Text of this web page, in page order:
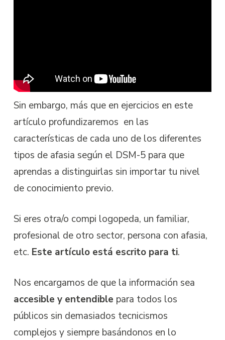
Sin embargo, más que en ejercicios en este
artículo profundizaremos en las
características de cada uno de los diferentes
tipos de afasia según el DSM-5 para que
aprendas a distinguirlas sin importar tu nivel
de conocimiento previo.
Si eres otra/o compi logopeda, un familiar,
profesional de otro sector, persona con afasia,
etc. Este artículo está escrito para ti.
Nos encargamos de que la información sea
accesible y entendible para todos los
públicos sin demasiados tecnicismos
complejos y siempre basándonos en lo